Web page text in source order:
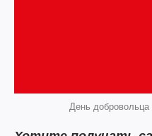
День добровольца